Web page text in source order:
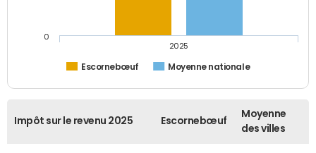
Escornebœuf Moyenne nationale
2025
0
Impôt sur le revenu 2025 Escornebœuf
Moyenne
des villes